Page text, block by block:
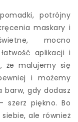
potrójny
maskary i
mocno
aplikacji i
że malujemy się
i możemy
barw, gdy dodasz
szerz piękno. Bo
ale również